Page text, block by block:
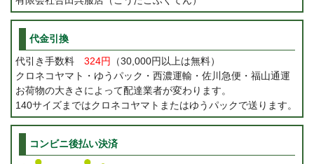
代金引換
代引き手数料 324円
（30,000円以上は無料）
クロネコヤマト・ゆうパック・西濃運輸・佐川急便・福山通運
お荷物の大きさによって配達業者が変わります。
140サイズまではクロネコヤマトまたはゆうパックで送ります。
コンビニ後払い決済